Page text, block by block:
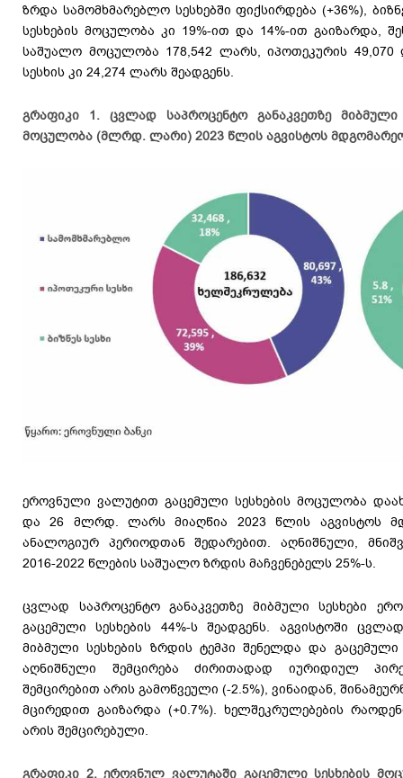
ზრდა სამომხმარებლო სესხებში ფიქსირდება (+36%),
სესხების მოცულობა კი 19%-ით და 14%-ით გაიზარდა,
საშუალო მოცულობა 178,542 ლარს, იპოთეკურის
სესხის კი 24,274 ლარს შეადგენს.
გრაფიკი 1. ცვლად საპროცენტო განაკვეთზე
მოცულობა (მლრდ. ლარი) 2023 წლის აგვისტოს
ეროვნული ვალუტით გაცემული სესხების მოცულობა
და 26 მლრდ. ლარს მიაღწია 2023 წლის აგვისტოს
ანალოგიურ პერიოდთან შედარებით. აღნიშნული,
2016-2022 წლების საშუალო ზრდის მაჩვენებელს 25%-ს.
ცვლად საპროცენტო განაკვეთზე მიბმული სესხები
გაცემული სესხების 44%-ს შეადგენს. აგვისტოში
მიბმული სესხების ზრდის ტემპი შენელდა და გაცემული
აღნიშნული შემცირება ძირითადად იურიდიულ
შემცირებით არის გამოწვეული (-2.5%), ვინაიდან,
მცირედით გაიზარდა (+0.7%). ხელშეკრულებების
არის შემცირებული.
გრაფიკი 2. ეროვნულ ვალუტაში გაცემული სესხების